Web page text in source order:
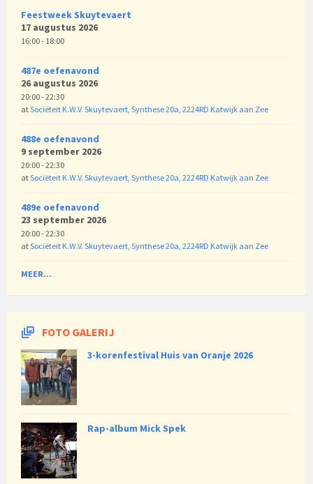
Feestweek Skuytevaert
17 augustus 2026
16:00 - 18:00
487e oefenavond
26 augustus 2026
20:00 - 22:30
atSociëteit K.W.V. Skuytevaert, Synthese 20a, 2224RD Katwijk aan Zee
488e oefenavond
9 september 2026
20:00 - 22:30
atSociëteit K.W.V. Skuytevaert, Synthese 20a, 2224RD Katwijk aan Zee
489e oefenavond
23 september 2026
20:00 - 22:30
atSociëteit K.W.V. Skuytevaert, Synthese 20a, 2224RD Katwijk aan Zee
MEER...
FOTO GALERIJ
3-korenfestival Huis van Oranje 2026
Rap-album Mick Spek